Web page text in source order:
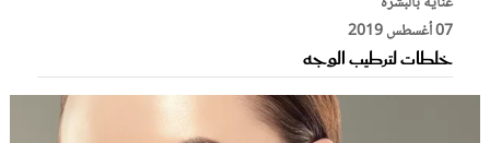
07 أغسطس 2019
خلطات لترطيب الوجه